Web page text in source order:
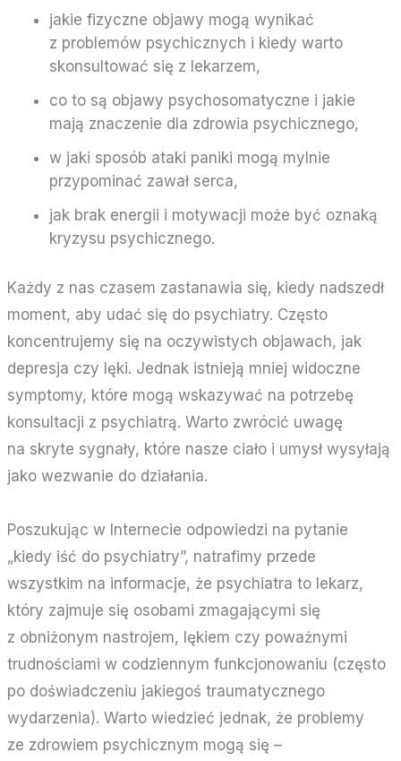
jakie fizyczne objawy mogą wynikać
z problemów psychicznych i kiedy warto
skonsultować się z lekarzem,
co to są objawy psychosomatyczne i jakie
mają znaczenie dla zdrowia psychicznego,
w jaki sposób ataki paniki mogą mylnie
przypominać zawał serca,
jak brak energii i motywacji może być oznaką
kryzysu psychicznego.
Każdy z nas czasem zastanawia się, kiedy nadszedł
moment, aby udać się do psychiatry. Często
koncentrujemy się na oczywistych objawach, jak
depresja czy lęki. Jednak istnieją mniej widoczne
symptomy, które mogą wskazywać na potrzebę
konsultacji z psychiatrą. Warto zwrócić uwagę
na skryte sygnały, które nasze ciało i umysł wysyłają
jako wezwanie do działania.
Poszukując w Internecie odpowiedzi na pytanie
„kiedy iść do psychiatry”, natrafimy przede
wszystkim na informacje, że psychiatra to lekarz,
który zajmuje się osobami zmagającymi się
z obniżonym nastrojem, lękiem czy poważnymi
trudnościami w codziennym funkcjonowaniu (często
po doświadczeniu jakiegoś traumatycznego
wydarzenia). Warto wiedzieć jednak, że problemy
ze zdrowiem psychicznym mogą się –